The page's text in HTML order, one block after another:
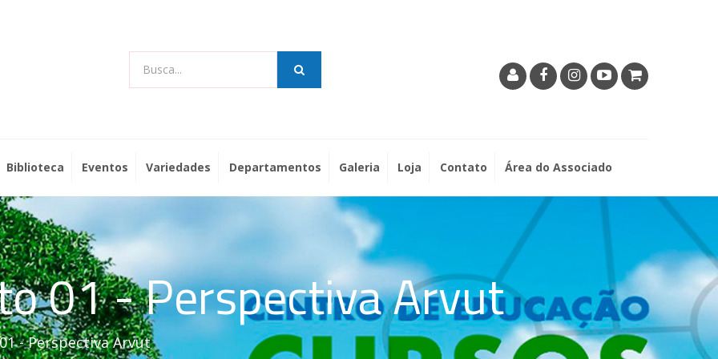
Busca...
Biblioteca Eventos Variedades Departamentos Galeria Loja Contato Área do Associado
01 - Perspectiva Arvut
- Perspectiva Arvut